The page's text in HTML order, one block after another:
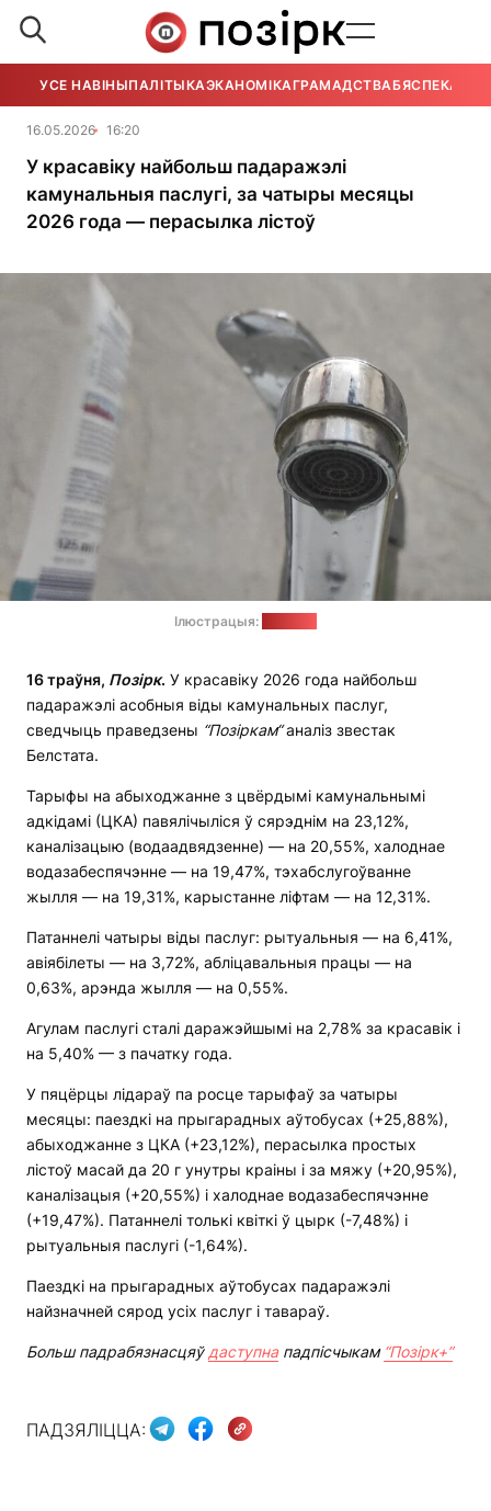
УСЕ НАВІНЫПАЛІТЫКАЭКАНОМІКАГРАМАДСТВАБЯСПЕКА
16.05.2026 16:20
У красавіку найбольш падаражэлі
камунальныя паслугі, за чатыры месяцы
2026 года — перасылка лістоў
Ілюстрацыя:
16траўня, Позірк. У красавіку 2026 года найбольш
падаражэлі асобныя віды камунальных паслуг,
сведчыць праведзены “Позіркам“аналіз звестак
Белстата.
Тарыфы на абыходжанне з цвёрдымі камунальнымі
адкідамі (ЦКА) павялічыліся ў сярэднім на 23,12%,
каналізацыю (водаадвядзенне) — на 20,55%, халоднае
водазабеспячэнне — на 19,47%, тэхабслугоўванне
жылля — на 19,31%, карыстанне ліфтам — на 12,31%.
Патаннелі чатыры віды паслуг: рытуальныя — на 6,41%,
авіябілеты — на 3,72%, абліцавальныя працы — на
0,63%, арэнда жылля — на 0,55%.
Агулам паслугі сталі даражэйшымі на 2,78% за красавік і
на 5,40% — з пачатку года.
У пяцёрцы лідараў па росце тарыфаў за чатыры
месяцы: паездкі на прыгарадных аўтобусах (+25,88%),
абыходжанне з ЦКА (+23,12%), перасылка простых
лістоў масай да 20 г унутры краіны і за мяжу (+20,95%),
каналізацыя (+20,55%) і халоднае водазабеспячэнне
(+19,47%). Патаннелі толькі квіткі ў цырк (-7,48%) і
рытуальныя паслугі (-1,64%).
Паездкі на прыгарадных аўтобусах падаражэлі
найзначней сярод усіх паслуг і тавараў.
Больш падрабязнасцяў даступнападпісчыкам “Позірк+”
ПАДЗЯЛІЦЦА: